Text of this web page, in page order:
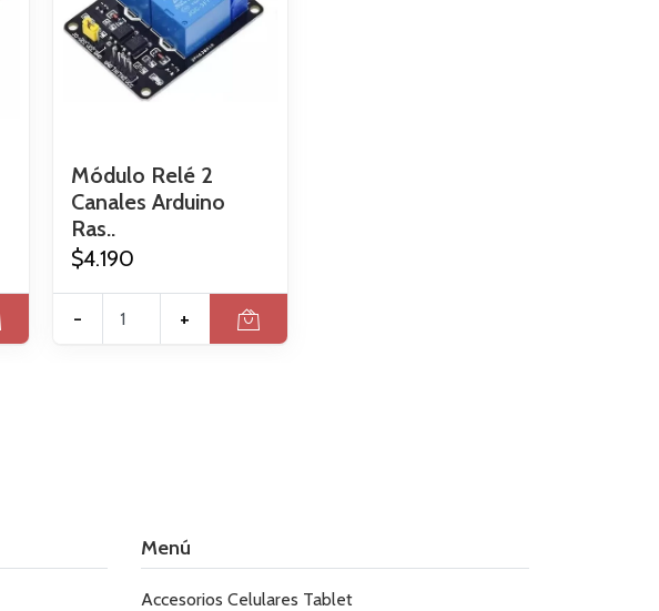
Módulo Relé 2
Canales Arduino
Ras..
$4.190
- +
Menú
Accesorios Celulares Tablet